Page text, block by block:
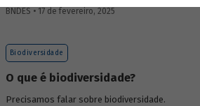
ecossistêmicos, entre outros.
BNDES • 17 de fevereiro, 2025
Biodiversidade
O que é biodiversidade?
Precisamos falar sobre biodiversidade.